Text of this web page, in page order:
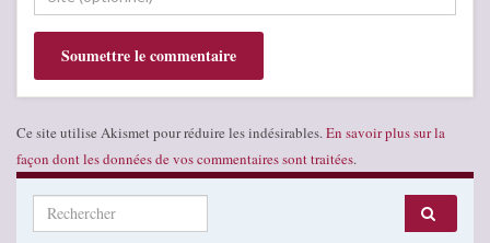
Ce site utilise Akismet pour réduire les indésirables. En savoir plus sur la
façon dont les données de vos commentaires sont traitées.
Search for: